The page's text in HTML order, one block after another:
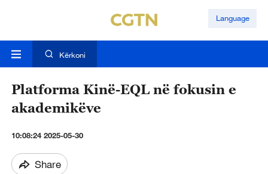
Language
Kërkoni
Platforma Kinë-EQL në fokusin e
akademikëve
10:08:24 2025-05-30
Share